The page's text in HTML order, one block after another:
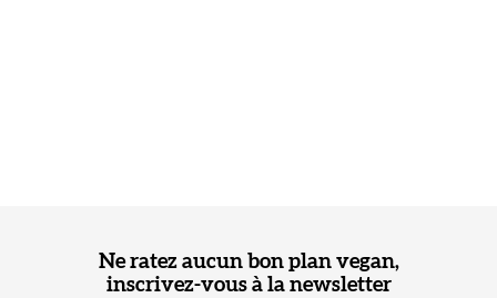
Ne ratez aucun bon plan vegan,
inscrivez-vous à la newsletter